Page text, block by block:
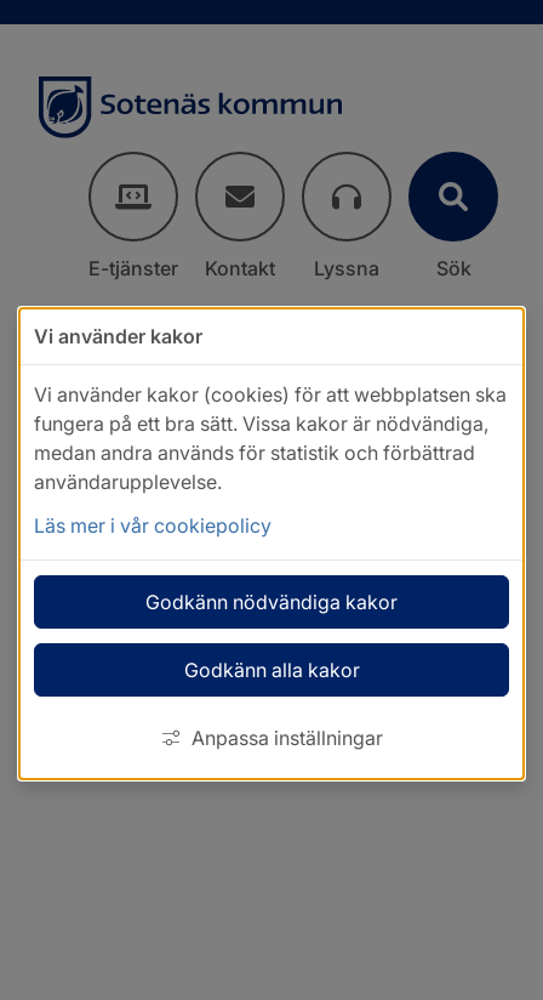
E-tjänster Kontakt Lyssna Sök
Vi använder kakor
Vi använder kakor (cookies) för att webbplatsen ska
fungera på ett bra sätt. Vissa kakor är nödvändiga,
medan andra används för statistik och förbättrad
användarupplevelse.
Läs mer i vår cookiepolicy
Godkänn nödvändiga kakor
Godkänn alla kakor
Anpassa inställningar